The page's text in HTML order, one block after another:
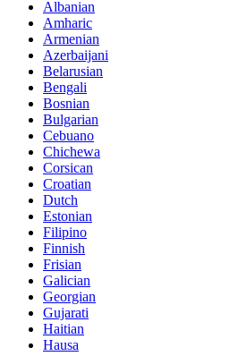
Albanian
Amharic
Armenian
Azerbaijani
Belarusian
Bengali
Bosnian
Bulgarian
Cebuano
Chichewa
Corsican
Croatian
Dutch
Estonian
Filipino
Finnish
Frisian
Galician
Georgian
Gujarati
Haitian
Hausa